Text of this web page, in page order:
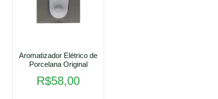
Aromatizador Elétrico de
Porcelana Original
R$58,00